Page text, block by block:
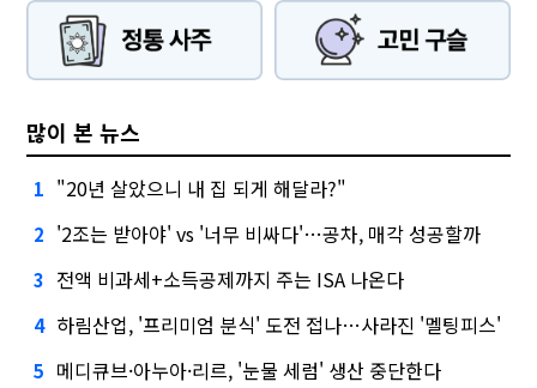
많이 본 뉴스
1 "20년 살았으니 내 집 되게 해달라?"
2 '2조는 받아야' vs '너무 비싸다'…공차, 매각 성공할까
3 전액 비과세+소득공제까지 주는 ISA 나온다
4 하림산업, '프리미엄 분식' 도전 접나…사라진 '멜팅피스'
5 메디큐브·아누아·리르, '눈물 세럼' 생산 중단한다